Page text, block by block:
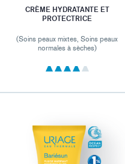
CRÈME HYDRATANTE ET
PROTECTRICE
(Soins peaux mixtes, Soins peaux
normales à sèches)